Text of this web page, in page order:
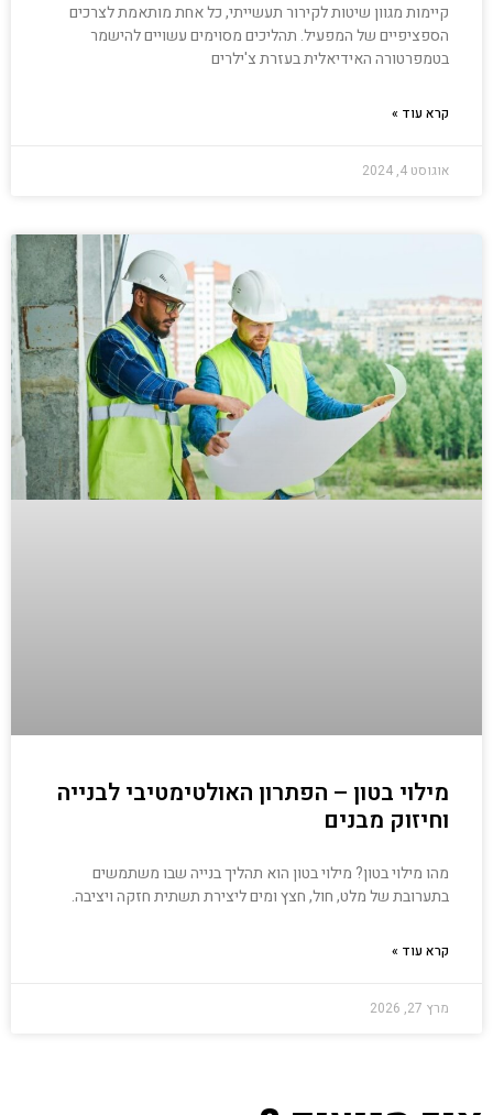
קיימות מגוון שיטות לקירור תעשייתי, כל אחת מותאמת לצרכים
הספציפיים של המפעיל. תהליכים מסוימים עשויים להישמר
בטמפרטורה האידיאלית בעזרת צ'ילרים
קרא עוד »
אוגוסט 4, 2024
מילוי בטון – הפתרון האולטימטיבי לבנייה
וחיזוק מבנים
מהו מילוי בטון? מילוי בטון הוא תהליך בנייה שבו משתמשים
בתערובת של מלט, חול, חצץ ומים ליצירת תשתית חזקה ויציבה.
קרא עוד »
מרץ 27, 2026